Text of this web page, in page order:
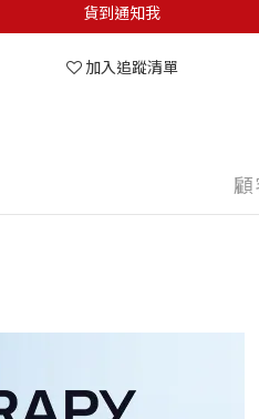
貨到通知我
加入追蹤清單